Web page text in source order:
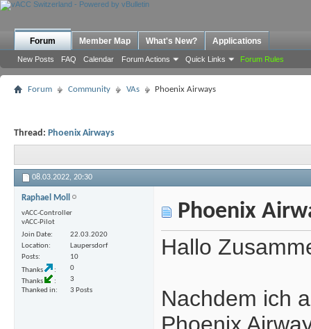
Forum
New Posts FAQ Calendar Forum Actions Quick Links Forum Rules
Member Map What's New? Applications
Forum Community VAs Phoenix Airways
Thread: Phoenix Airways
08.03.2022, 20:30
Raphael Moll
vACC-Controller
vACC-Pilot
Join Date
22.03.2020
Location
Laupersdorf
Posts
10
Thanks
0
Thanks
3
Thanked in
3 Posts
Phoenix
Hallo
Nachdem ich